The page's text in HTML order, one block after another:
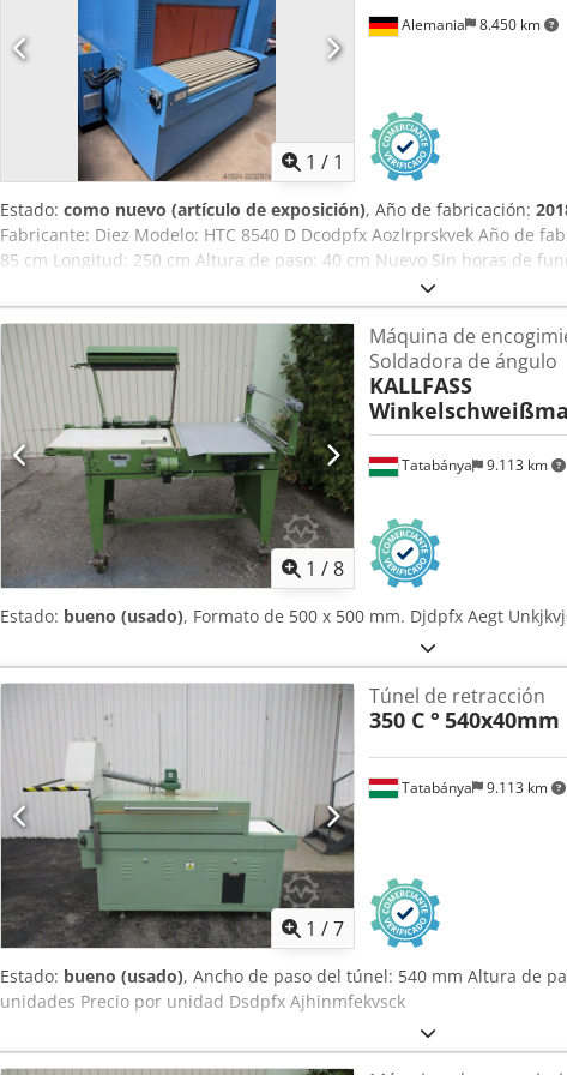
permitir el sellado por separación, incluso de películas gruesas, sin
demostraciones se pueden realizar en nuestras instalaciones previo
funcionamiento, sin garantía.
1 / 1
Alemania 8.450 km
Estado: como nuevo (artículo de exposición), Año de fabricación:
Fabricante: Diez Modelo: HTC 8540 D Dcodpfx Aozlrprskvek Año de
85 cm Longitud: 250 cm Altura de paso: 40 cm Nuevo Sin horas de
1 /8
Tatabánya 9.113 km
Máquina de
Soldadora de ángulo
KALLFASS
Estado: bueno (usado), Formato de 500 x 500 mm. Djdpfx Aegt
1 /7
Tatabánya 9.113 km
Túnel de retracción
350 C ° 540x40mm
Estado: bueno (usado), Ancho de paso del túnel: 540 mm Altura de
unidades Precio por unidad Dsdpfx Ajhinmfekvsck